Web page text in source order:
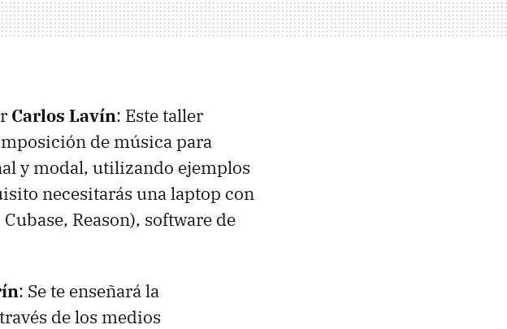
Carlos Lavín: Este taller
de música para
y modal, utilizando ejemplos
necesitarás una laptop con
Reason), software de
: Se te enseñará la
de los medios